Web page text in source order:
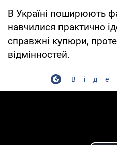
В Україні поширюють
навчилися практично
справжні купюри, проте
відмінностей.